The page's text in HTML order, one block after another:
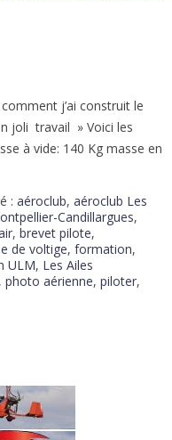
j’ai construit le
joli travail » Voici les
à vide: 140 Kg masse en
: aéroclub, aéroclub Les
Candillargues,
, brevet pilote,
de voltige, formation,
ULM, Les Ailes
, photo aérienne, piloter,